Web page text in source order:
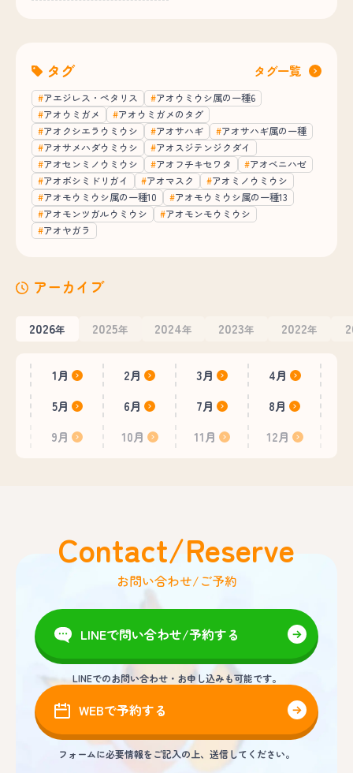
タグ タグ一覧
アエジレス・ペタリス
アオウミウシ属の一種6
アオウミガメ
アオウミガメのタグ
アオクシエラウミウシ
アオサハギ
アオサハギ属の一種
アオサメハダウミウシ
アオスジテンジクダイ
アオセンミノウミウシ
アオフチキセワタ
アオベニハゼ
アオボシミドリガイ
アオマスク
アオミノウミウシ
アオモウミウシ属の一種10
アオモウミウシ属の一種13
アオモンツガルウミウシ
アオモンモウミウシ
アオヤガラ
アーカイブ
2026年 2025年 2024年 2023年 2022年
1月 2月 3月
4月
5月
6月 7月
8月
9月
10月 11月 12月
Contact/Reserve
お問い合わせ/ご予約
LINEで問い合わせ/予約する
LINEでのお問い合わせ・お申し込みも可能です。
WEBで予約する
フォームに必要情報をご記入の上、送信してください。